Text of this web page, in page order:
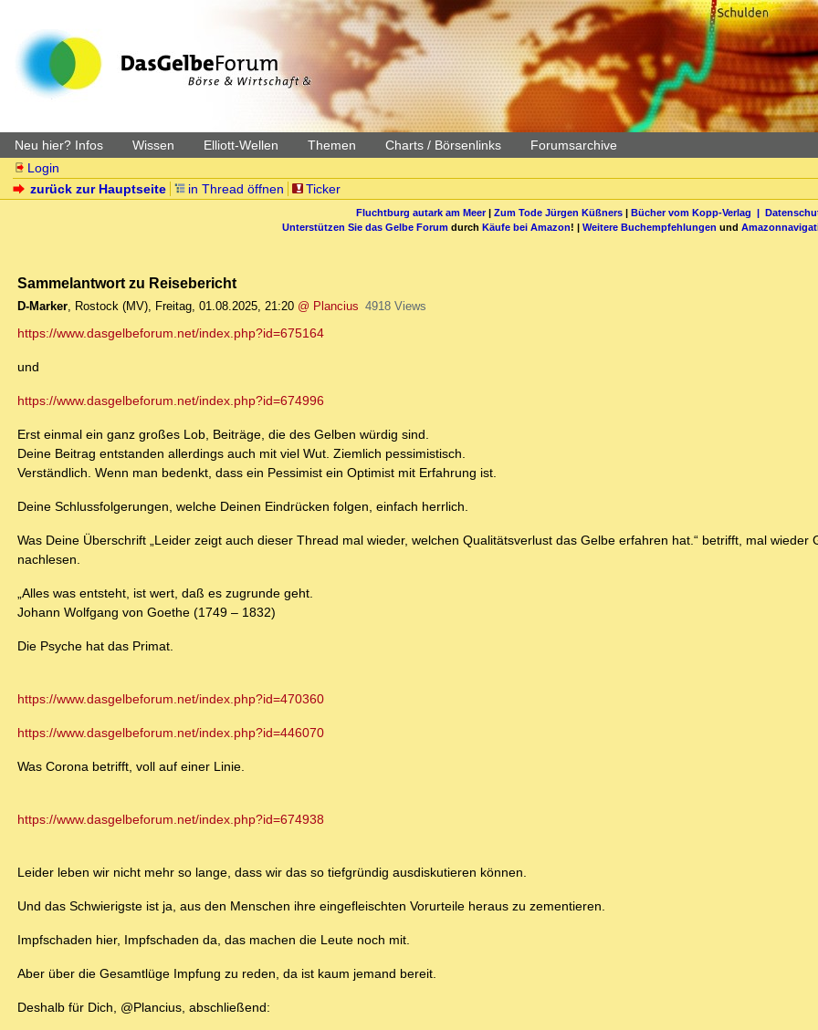
Neu hier? Infos Wissen Elliott-Wellen Themen Charts / Börsenlinks Forumsarchive
Login
zurück zur Hauptseite
in Thread öffnen Ticker
Fluchtburg autark am Meer| Zum Tode Jürgen Küßners| Bücher vom Kopp-Verlag |
Unterstützen Sie das Gelbe Forum durch Käufe bei Amazon! | Weitere Buchempfehlungen und
Sammelantwort zu Reisebericht
D-Marker, Rostock (MV), Freitag, 01.08.2025, 21:20 @ Plancius 4918 Views
https://www.dasgelbeforum.net/index.php?id=675164
und
https://www.dasgelbeforum.net/index.php?id=674996
Erst einmal ein ganz großes Lob, Beiträge, die des Gelben würdig sind.
Deine Beitrag entstanden allerdings auch mit viel Wut. Ziemlich pessimistisch.
Verständlich. Wenn man bedenkt, dass ein Pessimist ein Optimist mit Erfahrung ist.
Deine Schlussfolgerungen, welche Deinen Eindrücken folgen, einfach herrlich.
Was Deine Überschrift „Leider zeigt auch dieser Thread mal wieder, welchen Qualitätsverlust das Gelbe erfahren hat.“ betrifft, mal wieder
nachlesen.
„Alles was entsteht, ist wert, daß es zugrunde geht.
Johann Wolfgang von Goethe (1749 – 1832)
Die Psyche hat das Primat.
https://www.dasgelbeforum.net/index.php?id=470360
https://www.dasgelbeforum.net/index.php?id=446070
Was Corona betrifft, voll auf einer Linie.
https://www.dasgelbeforum.net/index.php?id=674938
Leider leben wir nicht mehr so lange, dass wir das so tiefgründig ausdiskutieren können.
Und das Schwierigste ist ja, aus den Menschen ihre eingefleischten Vorurteile heraus zu zementieren.
Impfschaden hier, Impfschaden da, das machen die Leute noch mit.
Aber über die Gesamtlüge Impfung zu reden, da ist kaum jemand bereit.
Deshalb für Dich, @Plancius, abschließend: